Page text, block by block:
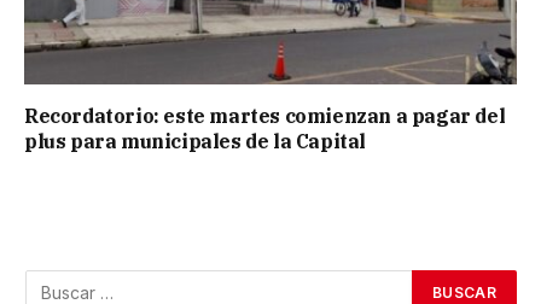
Recordatorio: este martes comienzan a pagar del
plus para municipales de la Capital